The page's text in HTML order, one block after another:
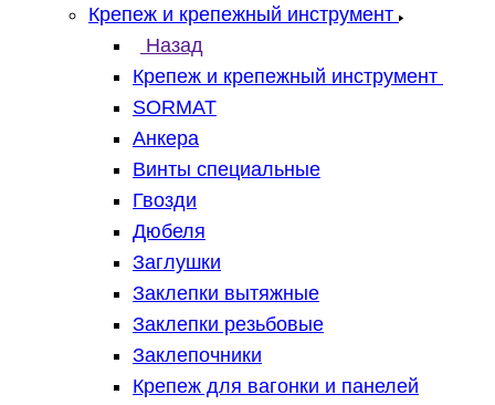
Крепеж и крепежный инструмент
Назад
Крепеж и крепежный инструмент
SORMAT
Анкера
Винты специальные
Гвозди
Дюбеля
Заглушки
Заклепки вытяжные
Заклепки резьбовые
Заклепочники
Крепеж для вагонки и панелей